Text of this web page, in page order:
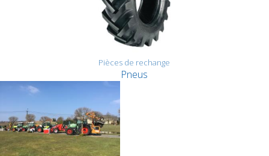
Pièces de rechange
Pneus